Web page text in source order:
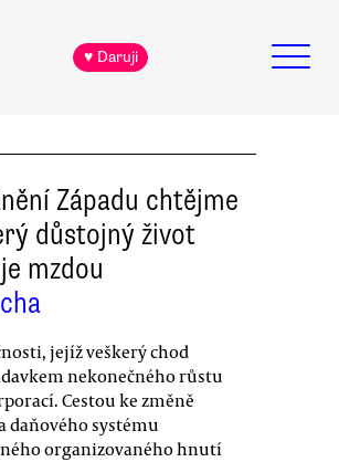
♥ Daruji
Západu chtějme
důstojný život
mzdou
jejíž veškerý chod
nekonečného růstu
Cestou ke změně
daňového systému
organizovaného hnutí